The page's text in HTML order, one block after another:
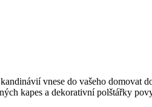
vnese do vašeho domovat
kapes a dekorativní polštářky